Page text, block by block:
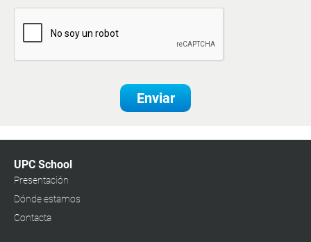
Enviar
UPC School
Presentación
Dónde estamos
Contacta